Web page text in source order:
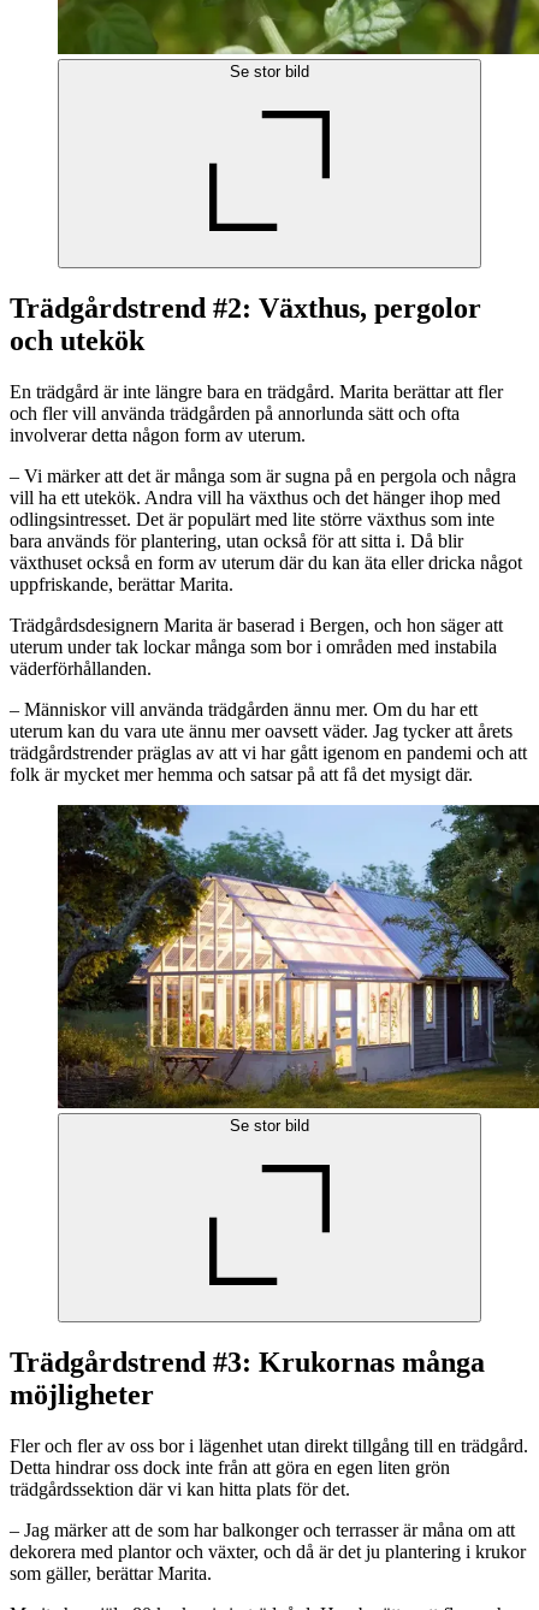
Se stor bild
Trädgårdstrend #2: Växthus, pergolor
och utekök
En trädgård är inte längre bara en trädgård. Marita berättar att fler
och fler vill använda trädgården på annorlunda sätt och ofta
involverar detta någon form av uterum.
– Vi märker att det är många som är sugna på en pergola och några
vill ha ett utekök. Andra vill ha växthus och det hänger ihop med
odlingsintresset. Det är populärt med lite större växthus som inte
bara används för plantering, utan också för att sitta i. Då blir
växthuset också en form av uterum där du kan äta eller dricka något
uppfriskande, berättar Marita.
Trädgårdsdesignern Marita är baserad i Bergen, och hon säger att
uterum under tak lockar många som bor i områden med instabila
väderförhållanden.
– Människor vill använda trädgården ännu mer. Om du har ett
uterum kan du vara ute ännu mer oavsett väder. Jag tycker att årets
trädgårdstrender präglas av att vi har gått igenom en pandemi och att
folk är mycket mer hemma och satsar på att få det mysigt där.
Se stor bild
Trädgårdstrend #3: Krukornas många
möjligheter
Fler och fler av oss bor i lägenhet utan direkt tillgång till en trädgård.
Detta hindrar oss dock inte från att göra en egen liten grön
trädgårdssektion där vi kan hitta plats för det.
– Jag märker att de som har balkonger och terrasser är måna om att
dekorera med plantor och växter, och då är det ju plantering i krukor
som gäller, berättar Marita.